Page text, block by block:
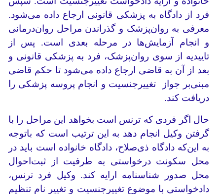
فرد از دادگاه به پزشکی قانونی ارجاع داده می‌شود.
معرفی به روان‌پزشک و گذراندن مراحل روان‌درمانی
و انجام آزمایش‌ها در مرحله بعدی است. پس از
تاییدیه از سوی روان‌پزشک، فرد به پزشکی قانونی و
بعد از آن به قاضی ارجاع داده می‌شود تا حکم قاضی
مبنی‌بر جواز تغییر‌جنسیت و انجام پروسه پزشکی را
دریافت کند.
حال اگر فردی که ترنس است بخواهد این مراحل را با
گرفتن وکیل انجام دهد به این ترتیب است که باتوجه
به این‌که دادگاه ذی‌صلاح، دادگاه خانواده است باید در
محل سکونت درخواستی به طرفیت از ثبت‌احوال
محل صدور شناسنامه ارایه کند. وکیل فرد ترنس،
دادخواستی با موضوع تغییر‌جنسیت و تغییر نام تنظیم